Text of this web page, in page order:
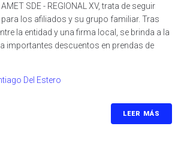
SDE - REGIONAL XV, trata de seguir
los afiliados y su grupo familiar. Tras
la entidad y una firma local, se brinda a la
importantes descuentos en prendas de
Del Estero
LEER MÁS